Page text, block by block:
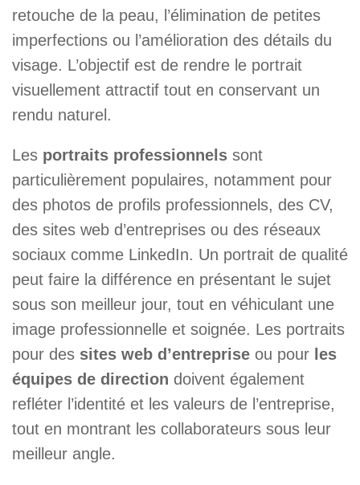
retouche de la peau, l’élimination de petites
imperfections ou l’amélioration des détails du
visage. L’objectif est de rendre le portrait
visuellement attractif tout en conservant un
rendu naturel.
Les portraits professionnels sont
particulièrement populaires, notamment pour
des photos de profils professionnels, des CV,
des sites web d’entreprises ou des réseaux
sociaux comme LinkedIn. Un portrait de qualité
peut faire la différence en présentant le sujet
sous son meilleur jour, tout en véhiculant une
image professionnelle et soignée. Les portraits
pour des sites web d’entreprise ou pour les
équipes de direction doivent également
refléter l’identité et les valeurs de l’entreprise,
tout en montrant les collaborateurs sous leur
meilleur angle.